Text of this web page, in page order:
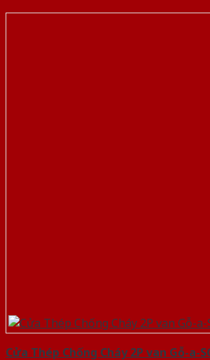
Cửa Thép Chống Cháy 2P van Gỗ-a-